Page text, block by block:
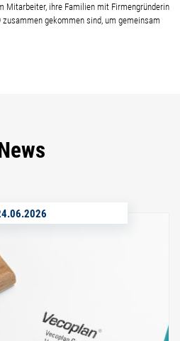
Mitarbeiter, ihre Familien mit Firmengründerin
gekommen sind, um gemeinsam